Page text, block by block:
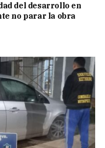
del desarrollo en
no parar la obra